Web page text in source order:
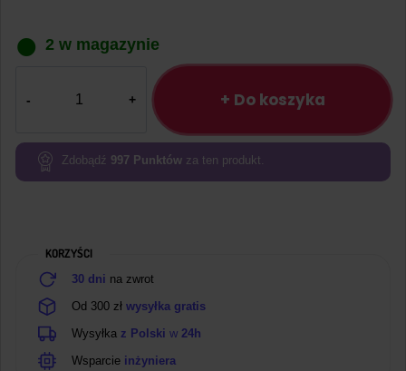
2 w magazynie
UNO
Czerwono-
+ Do koszyka
Zdobądź 997 Punktów za ten produkt.
KORZYŚCI
30 dni na zwrot
Od 300 zł wysyłka gratis
Wysyłka z Polski w 24h
Wsparcie inżyniera